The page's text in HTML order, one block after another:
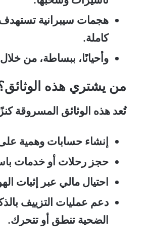
هجمات سيبرانية
كاملة.
وأحيانًا، ببساطة، من
من يشتري هذه
تُعد هذه الوثائق المسروقة
إنشاء حسابات وهمية
حجز رحلات أو خدمات
احتيال مالي عبر إثبات
دعم عمليات التزييف
الضحية تنطق أو تتحرك.